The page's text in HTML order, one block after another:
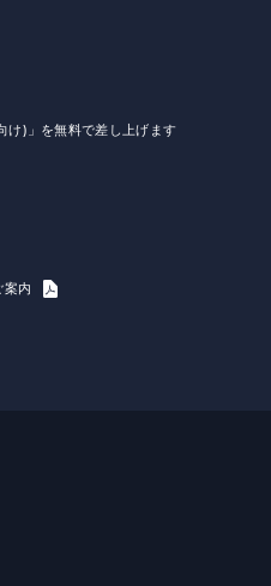
け)」を無料で差し上げます
案内